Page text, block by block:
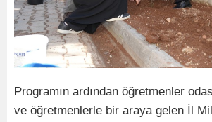
Programın ardından öğretmenler
ve öğretmenlerle bir araya gelen İl